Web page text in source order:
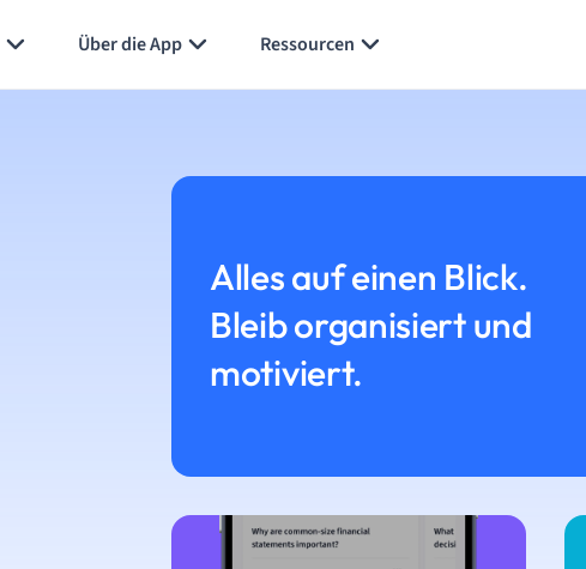
Über die App Ressourcen
Alles auf einen Blick.
Bleib organisiert und
motiviert.